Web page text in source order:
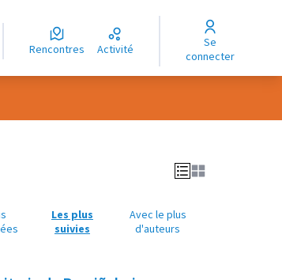
Rencontres Activité
Se
connecter
Les plus
suivies
Avec le plus
d'auteurs